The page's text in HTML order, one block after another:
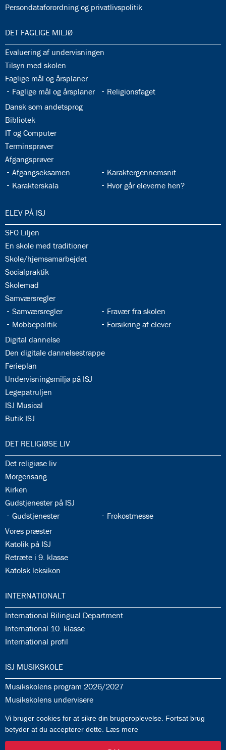
32.37:
Persondataforordning og privatlivspolitik
33.0:
DET FAGLIGE MILJØ
33.1:
Evaluering af undervisningen
33.2:
Tilsyn med skolen
33.3:
Faglige mål og årsplaner
33.4:
Faglige mål og årsplaner 33.5:
Religionsfaget
33.6:
Dansk som andetsprog
33.7:
Bibliotek
33.8:
IT og Computer
33.9:
Terminsprøver
33.10:
Afgangsprøver
33.11:
Afgangseksamen 33.12:
Karaktergennemsnit
33.13:
Karakterskala 33.14:
Hvor går eleverne hen?
34.0:
ELEV PÅ ISJ
34.1:
SFO Liljen
34.2:
En skole med traditioner
34.3:
Skole/hjemsamarbejdet
34.4:
Socialpraktik
34.5:
Skolemad
34.6:
Samværsregler
34.7:
Samværsregler 34.8:
Fravær fra skolen
34.9:
Mobbepolitik 34.10:
Forsikring af elever
34.11:
Digital dannelse
34.12:
Den digitale dannelsestrappe
34.13:
Ferieplan
34.14:
Undervisningsmiljø på ISJ
34.15:
Legepatruljen
34.16:
ISJ Musical
34.17:
Butik ISJ
35.0:
DET RELIGIØSE LIV
35.1:
Det religiøse liv
35.2:
Morgensang
35.3:
Kirken
35.4:
Gudstjenester på ISJ
35.5:
Gudstjenester 35.6:
Frokostmesse
35.7:
Vores præster
35.8:
Katolik på ISJ
35.9:
Retræte i 9. klasse
35.10:
Katolsk leksikon
36.0:
INTERNATIONALT
36.1:
International Bilingual Department
36.2:
International 10. klasse
36.3:
International profil
37.0:
ISJ MUSIKSKOLE
37.1:
Musikskolens program 2026/2027
37.2:
Musikskolens undervisere
37.4:
Generelle informationer & betingelser
Vi bruger cookies for at sikre din brugeroplevelse. Fortsat brug
betyder at du accepterer dette. Læs mere